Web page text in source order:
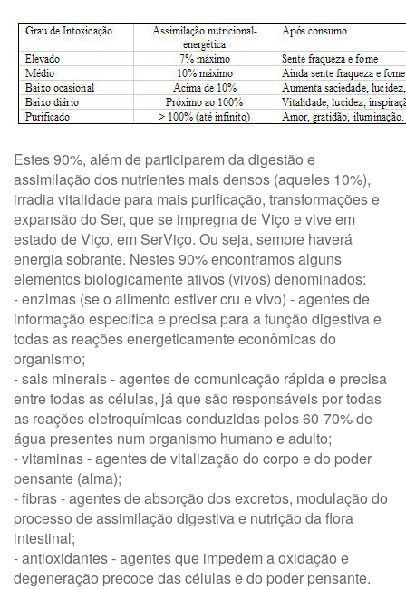
Estes 90%, além de participarem da digestão e
assimilação dos nutrientes mais densos (aqueles 10%),
irradia vitalidade para mais purificação, transformações e
expansão do Ser, que se impregna de Viço e vive em
estado de Viço, em SerViço. Ou seja, sempre haverá
energia sobrante. Nestes 90% encontramos alguns
elementos biologicamente ativos (vivos) denominados:
- enzimas (se o alimento estiver cru e vivo) - agentes de
informação específica e precisa para a função digestiva e
todas as reações energeticamente econômicas do
organismo;
- sais minerais - agentes de comunicação rápida e precisa
entre todas as células, já que são responsáveis por todas
as reações eletroquímicas conduzidas pelos 60-70% de
água presentes num organismo humano e adulto;
- vitaminas - agentes de vitalização do corpo e do poder
pensante (alma);
- fibras - agentes de absorção dos excretos, modulação do
processo de assimilação digestiva e nutrição da flora
intestinal;
- antioxidantes - agentes que impedem a oxidação e
degeneração precoce das células e do poder pensante.